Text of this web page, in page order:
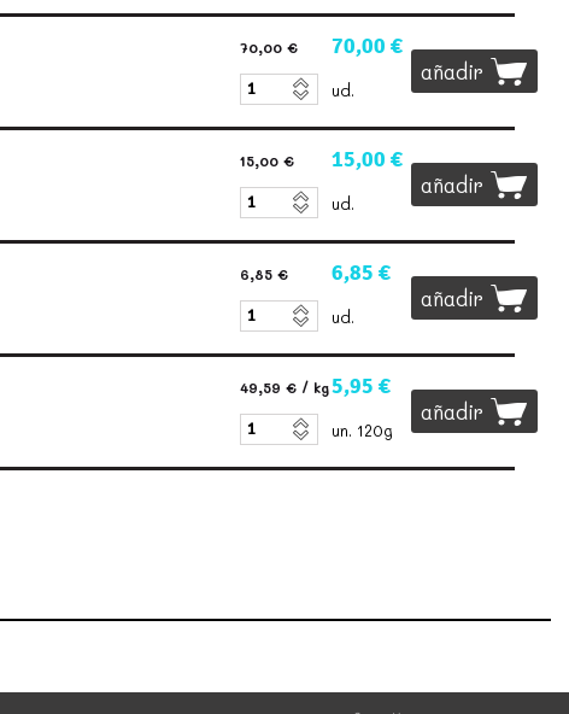
70,00 € 70,00 €
ud.
añadir
15,00 € 15,00 €
ud.
añadir
6,85 € 6,85 €
ud.
añadir
49,59 € / kg5,95 €
un. 120g
añadir